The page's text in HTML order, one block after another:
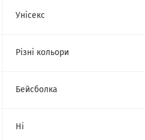
Унісекс
Різні кольори
Бейсболка
Ні